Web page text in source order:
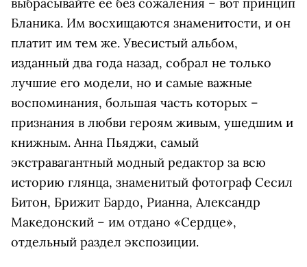
выбрасывайте ее без сожаления – вот принцип
Бланика. Им восхищаются знаменитости, и он
платит им тем же. Увесистый альбом,
изданный два года назад, собрал не только
лучшие его модели, но и самые важные
воспоминания, большая часть которых –
признания в любви героям живым, ушедшим и
книжным. Анна Пьяджи, самый
экстравагантный модный редактор за всю
историю глянца, знаменитый фотограф Сесил
Битон, Брижит Бардо, Рианна, Александр
Македонский – им отдано «Сердце»,
отдельный раздел экспозиции.